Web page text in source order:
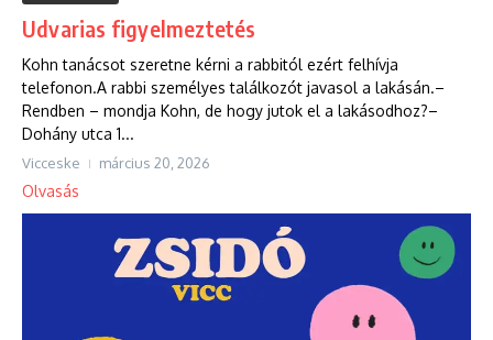
Udvarias figyelmeztetés
Kohn tanácsot szeretne kérni a rabbitól ezért felhívja
telefonon.A rabbi személyes találkozót javasol a lakásán.–
Rendben – mondja Kohn, de hogy jutok el a lakásodhoz?–
Dohány utca 1...
Vicceske március 20, 2026
Olvasás